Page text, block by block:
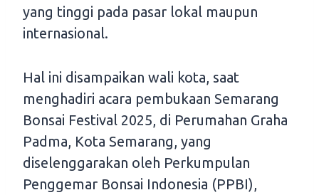
yang tinggi pada pasar lokal maupun
internasional.
Hal ini disampaikan wali kota, saat
menghadiri acara pembukaan Semarang
Bonsai Festival 2025, di Perumahan Graha
Padma, Kota Semarang, yang
diselenggarakan oleh Perkumpulan
Penggemar Bonsai Indonesia (PPBI),